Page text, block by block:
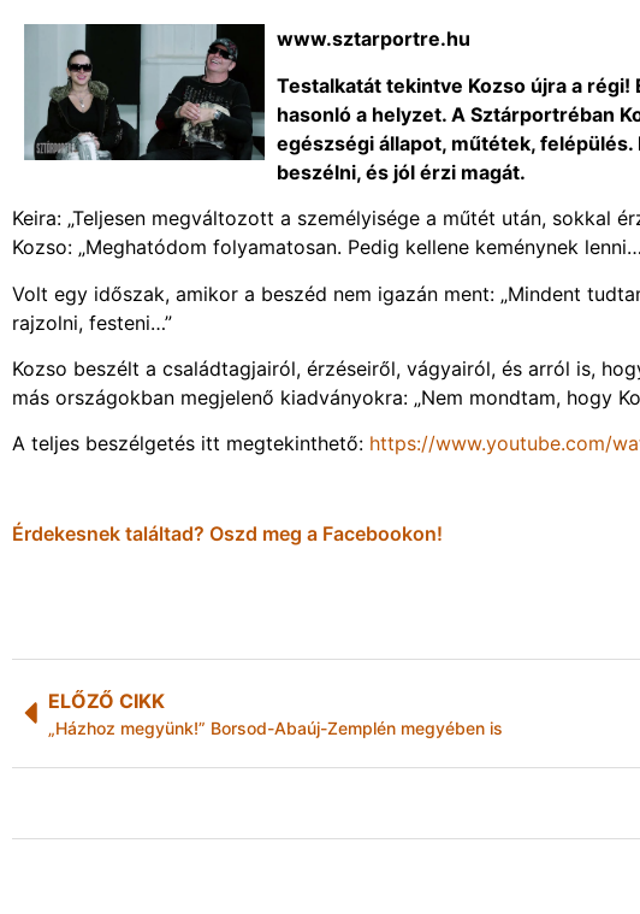
www.sztarportre.hu
Testalkatát tekintve Kozso újra a
hasonló a helyzet. A Sztárportréban
egészségi állapot, műtétek,
beszélni, és jól érzi magát.
Keira: „Teljesen megváltozott a személyisége a műtét után, sokkal
Kozso: „Meghatódom folyamatosan. Pedig kellene keménynek
Volt egy időszak, amikor a beszéd nem igazán ment: „Mindent
rajzolni, festeni…”
Kozso beszélt a családtagjairól, érzéseiről, vágyairól, és arról is,
más országokban megjelenő kiadványokra: „Nem mondtam, hogy
A teljes beszélgetés itt megtekinthető: https://www.youtube.com/
Érdekesnek találtad? Oszd meg a Facebookon!
ELŐZŐ CIKK
„Házhoz megyünk!” Borsod-Abaúj-Zemplén megyében is